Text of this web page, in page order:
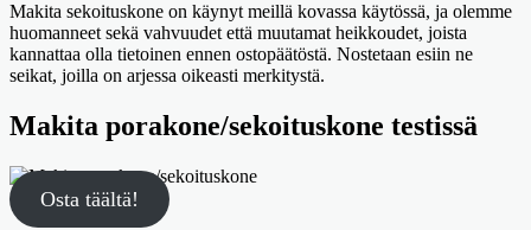
Makita sekoituskone on käynyt meillä kovassa käytössä, ja olemme
huomanneet sekä vahvuudet että muutamat heikkoudet, joista
kannattaa olla tietoinen ennen ostopäätöstä. Nostetaan esiin ne
seikat, joilla on arjessa oikeasti merkitystä.
Makita porakone/sekoituskone testissä
Osta täältä!